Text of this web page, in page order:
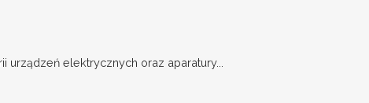
elektrycznych oraz aparatury...